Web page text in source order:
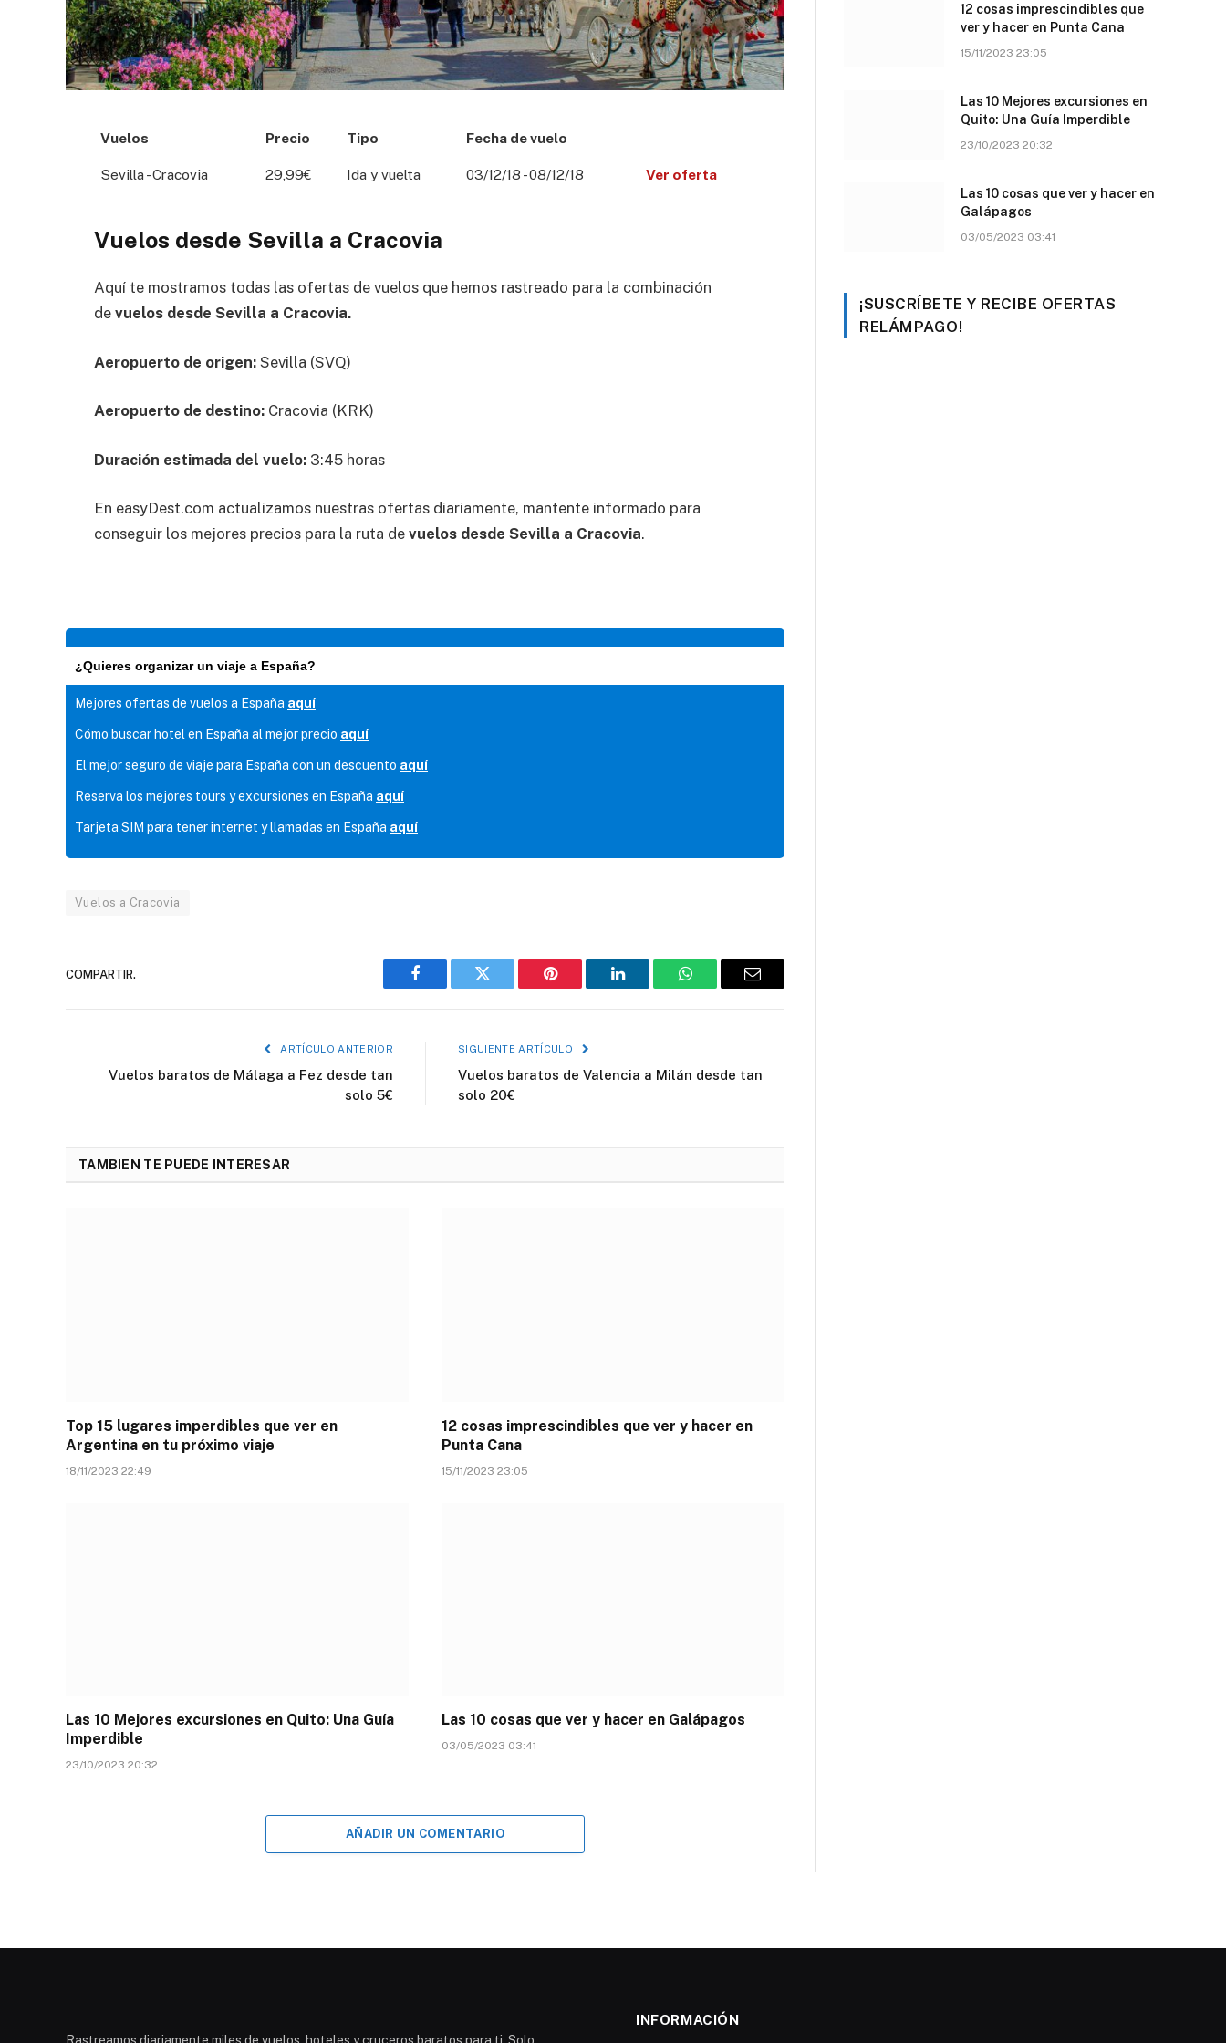
Vuelos Precio Tipo Fecha de vuelo
Sevilla - Cracovia 29,99€ Ida y vuelta 03/12/18 - 08/12/18 Ver oferta
Vuelos desde Sevilla a Cracovia
Aquí te mostramos todas las ofertas de vuelos que hemos rastreado para la combinación
de vuelos desde Sevilla a Cracovia.
Aeropuerto de origen: Sevilla (SVQ)
Aeropuerto de destino: Cracovia (KRK)
Duración estimada del vuelo: 3:45 horas
En easyDest.com actualizamos nuestras ofertas diariamente, mantente informado para
conseguir los mejores precios para la ruta de vuelos desde Sevilla a Cracovia.
¿Quieres organizar un viaje a España?
Mejores ofertas de vuelos a España aquí
Cómo buscar hotel en España al mejor precio aquí
El mejor seguro de viaje para España con un descuento aquí
Reserva los mejores tours y excursiones en España aquí
Tarjeta SIM para tener internet y llamadas en España aquí
Vuelos a Cracovia
COMPARTIR.
Facebook Twitter Pinterest LinkedIn WhatsAppCorreo
ARTÍCULO ANTERIOR
Vuelos baratos de Málaga a Fez desde tan
solo 5€
SIGUIENTE ARTÍCULO
Vuelos baratos de Valencia a Milán desde tan
solo 20€
TAMBIEN TE PUEDE INTERESAR
Top 15 lugares imperdibles que ver en
Argentina en tu próximo viaje
18/11/2023 22:49
12 cosas imprescindibles que ver y hacer en
Punta Cana
15/11/2023 23:05
Las 10 Mejores excursiones en Quito: Una Guía
Imperdible
23/10/2023 20:32
Las 10 cosas que ver y hacer en Galápagos
03/05/2023 03:41
AÑADIR UN COMENTARIO
12 cosas imprescindibles que
ver y hacer en Punta Cana
15/11/2023 23:05
Las 10 Mejores excursiones en
Quito: Una Guía Imperdible
23/10/2023 20:32
Las 10 cosas que ver y hacer en
Galápagos
03/05/2023 03:41
¡SUSCRÍBETE Y RECIBE OFERTAS
RELÁMPAGO!
INFORMACIÓN